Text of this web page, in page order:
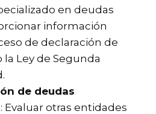
en deudas
información
de declaración de
la Ley de Segunda
de deudas
: Evaluar otras entidades